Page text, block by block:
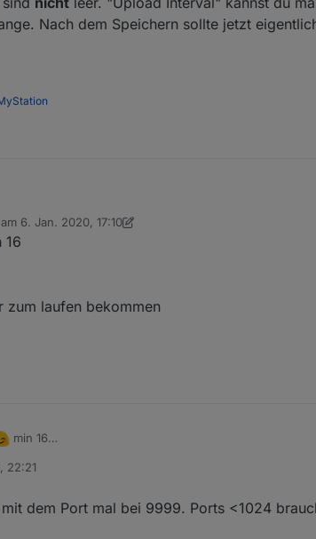
Nach dem Speichern sollte jetzt
(extra hohe Portnummer); da passiert jetzt erst mal
läuft) stellst du nun bei "Server IP" 192.168.1.100
sollte jetzt eigentlich nach 10 Sekunden + bisserl
6. Jan. 2020, 17:10
von crunchip 1. Juni 2020, 18:14
16
zum laufen bekommen
min 16
zum laufen bekommen
22:21
dem Port mal bei 9999. Ports <1024